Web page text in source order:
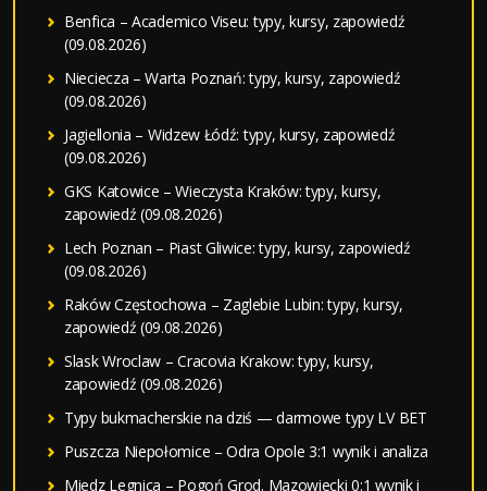
Benfica – Academico Viseu: typy, kursy, zapowiedź
(09.08.2026)
Nieciecza – Warta Poznań: typy, kursy, zapowiedź
(09.08.2026)
Jagiellonia – Widzew Łódź: typy, kursy, zapowiedź
(09.08.2026)
GKS Katowice – Wieczysta Kraków: typy, kursy,
zapowiedź (09.08.2026)
Lech Poznan – Piast Gliwice: typy, kursy, zapowiedź
(09.08.2026)
Raków Częstochowa – Zaglebie Lubin: typy, kursy,
zapowiedź (09.08.2026)
Slask Wroclaw – Cracovia Krakow: typy, kursy,
zapowiedź (09.08.2026)
Typy bukmacherskie na dziś — darmowe typy LV BET
Puszcza Niepołomice – Odra Opole 3:1 wynik i analiza
Miedz Legnica – Pogoń Grod. Mazowiecki 0:1 wynik i